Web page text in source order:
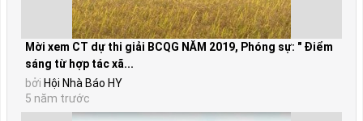
Mời xem CT dự thi giải BCQG NĂM 2019, Phóng sự: " Điểm
sáng từ hợp tác xã...
bởi Hội Nhà Báo HY
5 năm trước